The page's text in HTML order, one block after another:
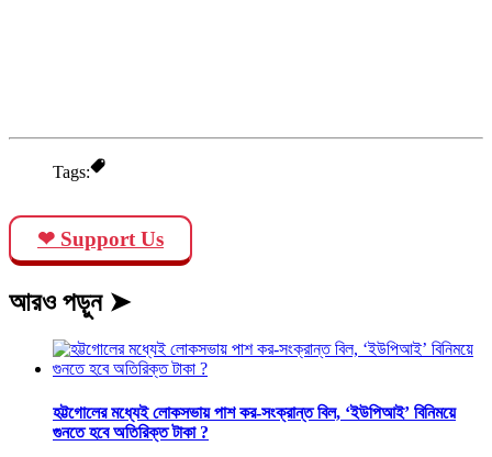
Tags:
❤ Support Us
আরও পড়ুন ➤
হট্টগোলের মধ্যেই লোকসভায় পাশ কর-সংক্রান্ত বিল, ‘ইউপিআই’ বিনিময়ে
গুনতে হবে অতিরিক্ত টাকা ?